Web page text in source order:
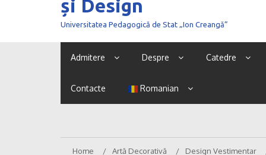
și Design
Universitatea Pedagogică de Stat „Ion Creangă”
Admitere Despre Catedre
Contacte Romanian
Home Artă Decorativă Design Vestimentar